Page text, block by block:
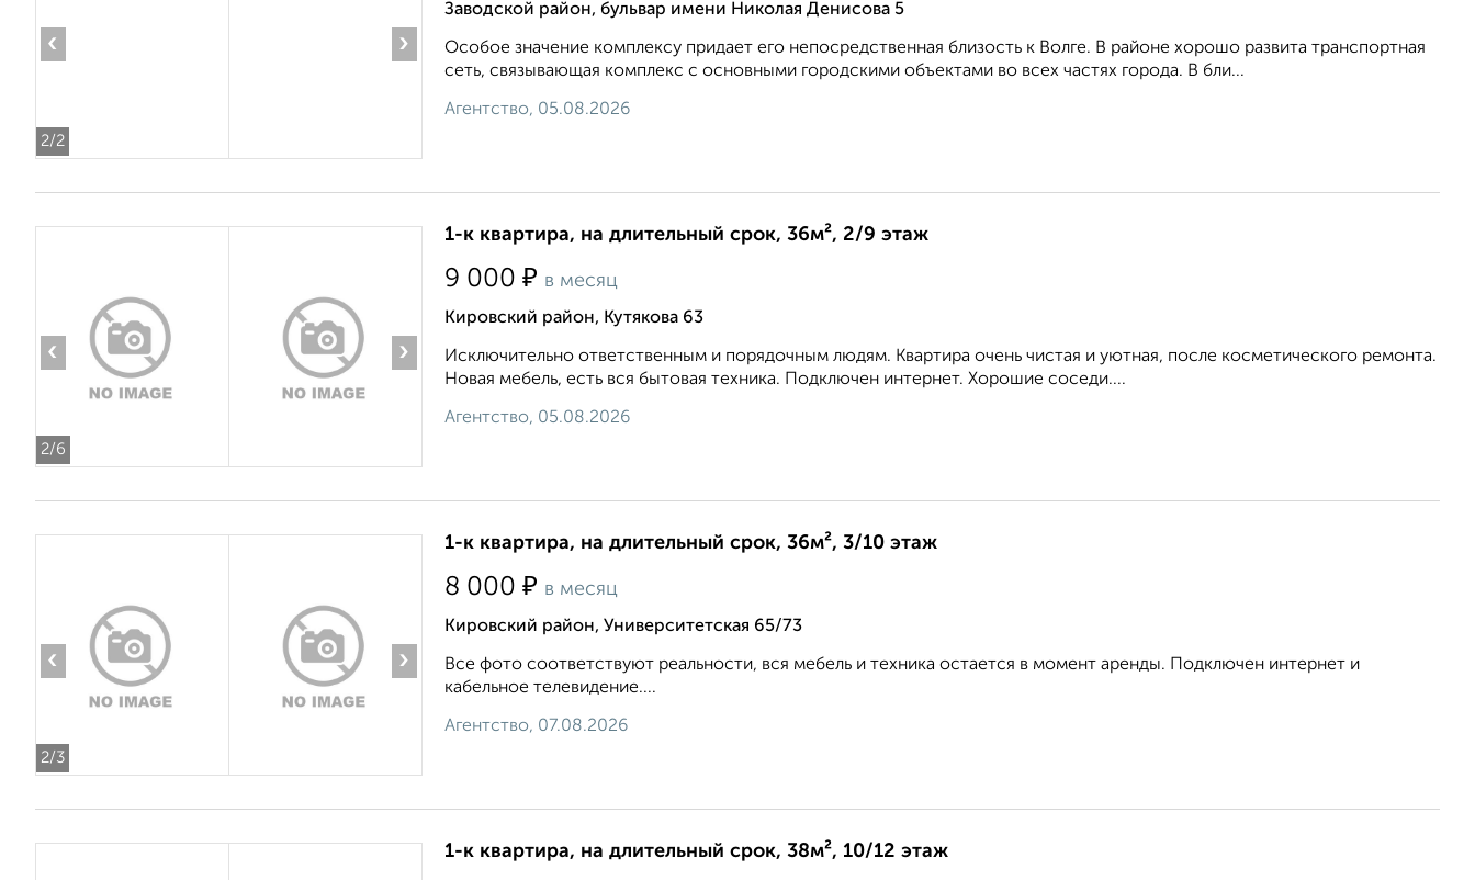
2/2
‹ ›
Заводской район, бульвар имени Николая Денисова 5
Особое значение комплексу придает его непосредственная близость к Волге. В районе хорошо развита транспортная
сеть, связывающая комплекс с основными городскими объектами во всех частях города. В бли...
Агентство, 05.08.2026
2/6
‹ ›
1-к квартира, на длительный срок, 36м², 2/9 этаж
9 000 ₽ в месяц
Кировский район, Кутякова 63
Исключительно ответственным и порядочным людям. Квартира очень чистая и уютная, после косметического ремонта.
Новая мебель, есть вся бытовая техника. Подключен интернет. Хорошие соседи....
Агентство, 05.08.2026
2/3
‹ ›
1-к квартира, на длительный срок, 36м², 3/10 этаж
8 000 ₽ в месяц
Кировский район, Университетская 65/73
Все фото соответствуют реальности, вся мебель и техника остается в момент аренды. Подключен интернет и
кабельное телевидение....
Агентство, 07.08.2026
1-к квартира, на длительный срок, 38м², 10/12 этаж